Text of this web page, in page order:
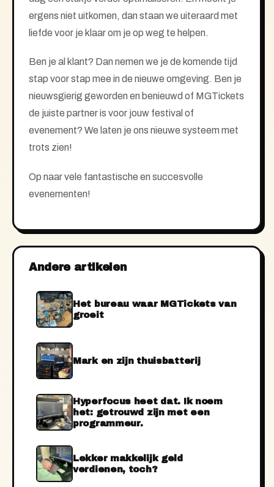
ergens niet uitkomen, dan staan we uiteraard met
liefde voor je klaar om je op weg te helpen.
Ben je al klant? Dan nemen we je de komende tijd
stap voor stap mee in de nieuwe omgeving. Ben je
nieuwsgierig geworden en benieuwd of MGTickets
de juiste partner is voor jouw festival of
evenement? We laten je ons nieuwe systeem met
trots zien!
Op naar vele fantastische en succesvolle
evenementen!
Andere artikelen
Het bureau waar MGTickets van
groeit
Mark en zijn thuisbatterij
Hyperfocus heet dat. Ik noem
het: getrouwd zijn met een
programmeur.
Lekker makkelijk geld
verdienen, toch?